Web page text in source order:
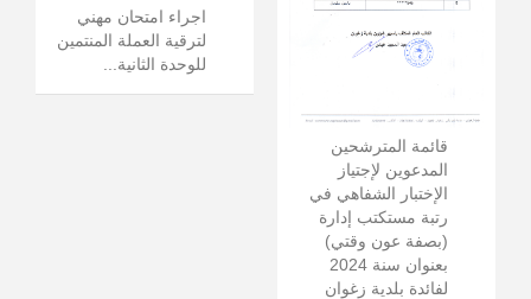
قائمة المترشحين
المدعوين لإجتياز
الإختبار الشفاهي في
رتبة مستكتب إدارة
(بصفة عون وقتي)
بعنوان سنة 2024
لفائدة بلدية زغوان
اجراء امتحان مهني
لترقية العملة المنتمين
للوحدة الثانية...